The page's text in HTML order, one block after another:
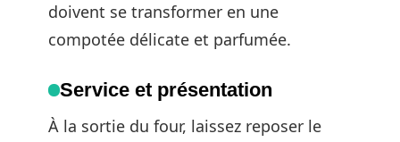
doivent se transformer en une
compotée délicate et parfumée.
Service et présentation
À la sortie du four, laissez reposer le